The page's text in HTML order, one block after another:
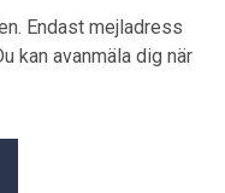
Endast mejladress
kan avanmäla dig när